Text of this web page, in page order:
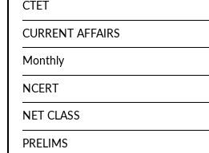
CTET
CURRENT AFFAIRS
Monthly
NCERT
NET CLASS
PRELIMS